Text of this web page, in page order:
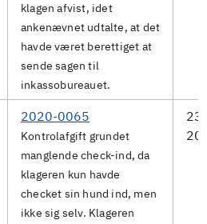
klagen afvist, idet
ankenævnet udtalte, at det
havde været berettiget at
sende sagen til
inkassobureauet.
2020-0065
Kontrolafgift grundet
manglende check-ind, da
klageren kun havde
checket sin hund ind, men
ikke sig selv. Klageren